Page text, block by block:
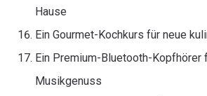
Hause
Ein Gourmet-Kochkurs für neue
Ein Premium-Bluetooth-Kopfhörer
Musikgenuss